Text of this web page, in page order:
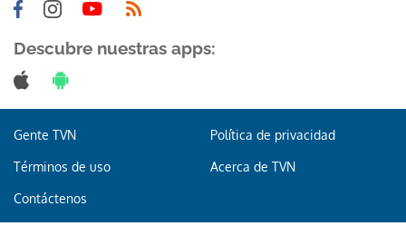
Descubre nuestras apps:
Gente TVN Política de privacidad
Términos de uso Acerca de TVN
Contáctenos